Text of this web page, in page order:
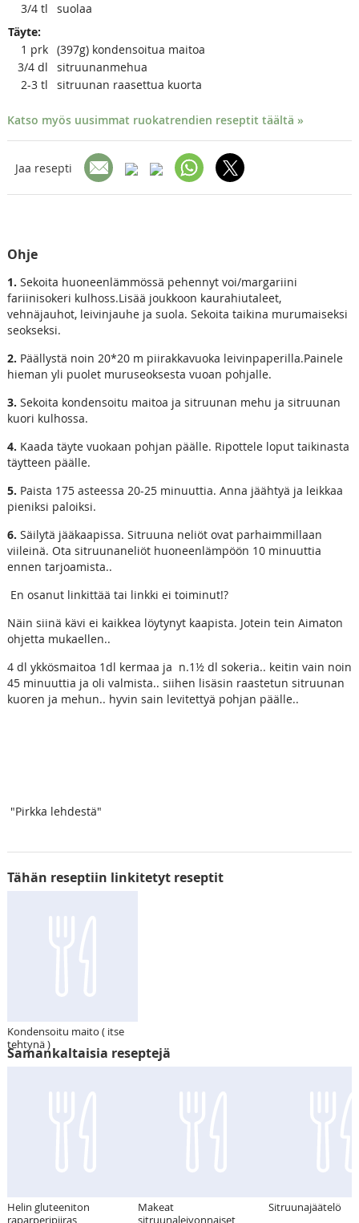
3/4 tl
suolaa
Täyte:
1 prk (397g) kondensoitua maitoa
3/4 dl
sitruunanmehua
2-3 tl sitruunan raasettua kuorta
Katso myös uusimmat ruokatrendien reseptit täältä »
Jaa resepti
Ohje
1. Sekoita huoneenlämmössä pehennyt voi/margariini
fariinisokeri kulhoss.Lisää joukkoon kaurahiutaleet,
vehnäjauhot, leivinjauhe ja suola. Sekoita taikina murumaiseksi
seokseksi.
2. Päällystä noin 20*20 m piirakkavuoka leivinpaperilla.Painele
hieman yli puolet muruseoksesta vuoan pohjalle.
3. Sekoita kondensoitu maitoa ja sitruunan mehu ja sitruunan
kuori kulhossa.
4. Kaada täyte vuokaan pohjan päälle. Ripottele loput taikinasta
täytteen päälle.
5. Paista 175 asteessa 20-25 minuuttia. Anna jäähtyä ja leikkaa
pieniksi paloiksi.
6. Säilytä jääkaapissa. Sitruuna neliöt ovat parhaimmillaan
viileinä. Ota sitruunaneliöt huoneenlämpöön 10 minuuttia
ennen tarjoamista..
En osanut linkittää tai linkki ei toiminut!?
Näin siinä kävi ei kaikkea löytynyt kaapista. Jotein tein Aimaton
ohjetta mukaellen..
4 dl ykkösmaitoa 1dl kermaa ja n.1½ dl sokeria.. keitin vain noin
45 minuuttia ja oli valmista.. siihen lisäsin raastetun sitruunan
kuoren ja mehun.. hyvin sain levitettyä pohjan päälle..
"Pirkka lehdestä"
Tähän reseptiin linkitetyt reseptit
Kondensoitu maito ( itse
tehtynä )
Samankaltaisia reseptejä
Helin gluteeniton
Makeat
Sitruunajäätelö